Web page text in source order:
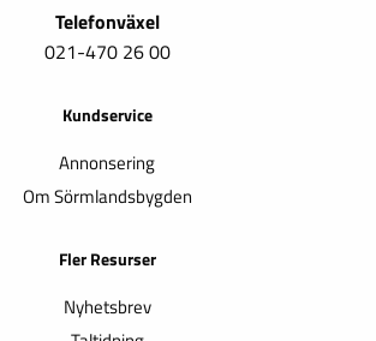
Telefonväxel
021-470 26 00
Kundservice
Annonsering
Om Sörmlandsbygden
Fler Resurser
Nyhetsbrev